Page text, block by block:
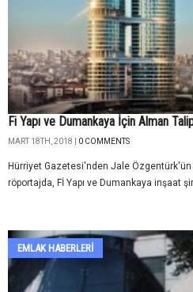
Fi Yapı ve Dumankaya İçin Alman
MART 18TH, 2018 | 0 COMMENTS
Hürriyet Gazetesi'nden Jale Özgentürk'ün
röportajda, Fİ Yapı ve Dumankaya inşaat
EMLAK HABERLERI